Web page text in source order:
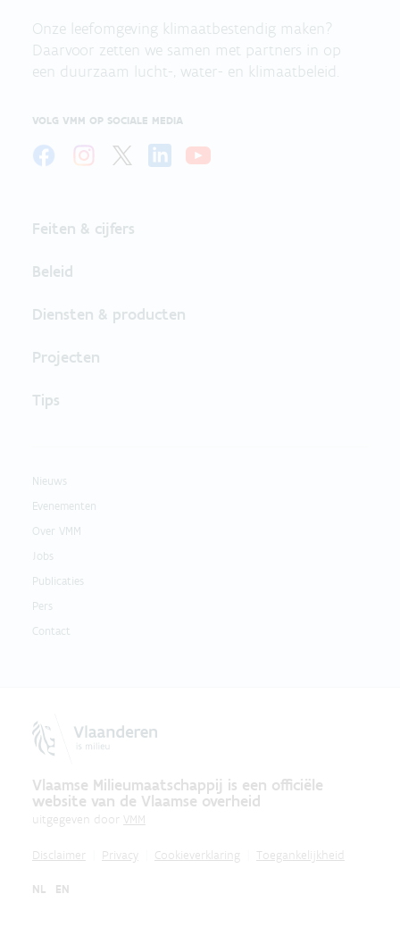
Onze leefomgeving klimaatbestendig maken?
Daarvoor zetten we samen met partners in op
een duurzaam lucht-, water- en klimaatbeleid.
VOLG VMM OP SOCIALE MEDIA
Feiten & cijfers
Beleid
Diensten & producten
Projecten
Tips
Nieuws
Evenementen
Over VMM
Jobs
Publicaties
Pers
Contact
Vlaamse Milieumaatschappij is een officiële
website van de Vlaamse overheid
uitgegeven door VMM
Disclaimer Privacy Cookieverklaring Toegankelijkheid
NL EN